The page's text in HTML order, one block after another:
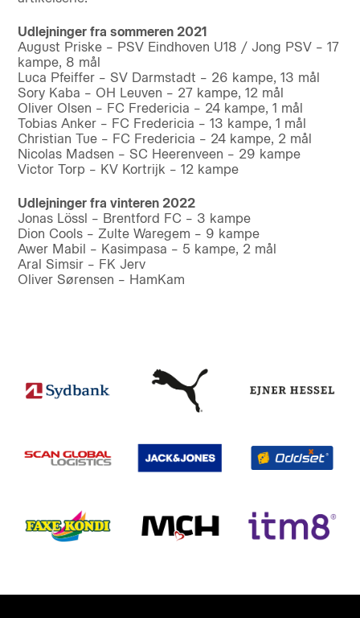
Udlejninger fra sommeren 2021
August Priske – PSV Eindhoven U18 / Jong PSV – 17
kampe, 8 mål
Luca Pfeiffer – SV Darmstadt – 26 kampe, 13 mål
Sory Kaba – OH Leuven – 27 kampe, 12 mål
Oliver Olsen – FC Fredericia – 24 kampe, 1 mål
Tobias Anker – FC Fredericia – 13 kampe, 1 mål
Christian Tue – FC Fredericia – 24 kampe, 2 mål
Nicolas Madsen – SC Heerenveen – 29 kampe
Victor Torp – KV Kortrijk – 12 kampe
Udlejninger fra vinteren 2022
Jonas Lössl – Brentford FC – 3 kampe
Dion Cools – Zulte Waregem – 9 kampe
Awer Mabil – Kasimpasa – 5 kampe, 2 mål
Aral Simsir – FK Jerv
Oliver Sørensen – HamKam